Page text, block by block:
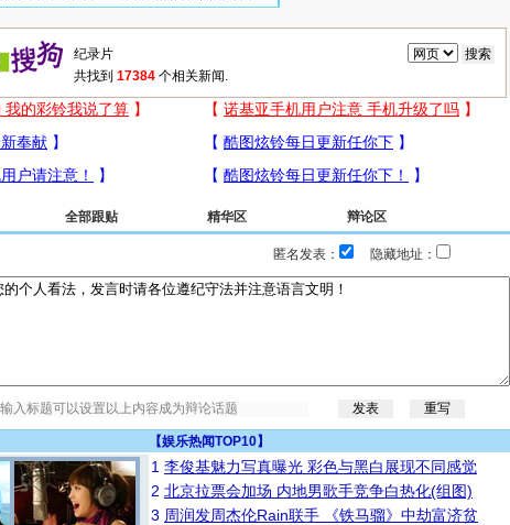
共找到 17384 个相关新闻.
全部跟贴 精华区 辩论区
匿名发表： 隐藏地址：
【娱乐热闻TOP10】
1 李俊基魅力写真曝光 彩色与黑白展现不同感觉
2 北京拉票会加场 内地男歌手竞争白热化(组图)
3 周润发周杰伦Rain联手 《铁马骝》中劫富济贫